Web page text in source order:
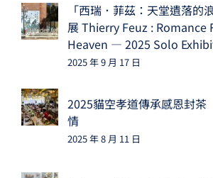
「西瑞．菲茲：天堂遺落
展 Thierry Feuz : Romance
Heaven — 2025 Solo
2025 年 9 月 17 日
2025貓空孝道傳承感恩封
情
2025 年 8 月 11 日